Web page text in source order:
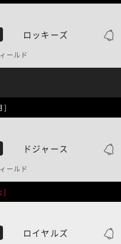
ロッキーズ
ールド
]
ドジャース
ールド
]
ロイヤルズ